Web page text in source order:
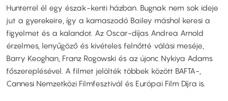
Hunterrel él egy észak-kenti házban. Bugnak nem sok ideje
jut a gyerekeire, így a kamaszodó Bailey máshol keresi a
figyelmet és a kalandot. Az Oscar-díjas Andrea Arnold
érzelmes, lenyűgöző és kivételes felnőtté válási meséje,
Barry Keoghan, Franz Rogowski és az újonc Nykiya Adams
főszereplésével. A filmet jelölték többek között BAFTA-,
Cannesi Nemzetközi Filmfesztivál és Európai Film Díjra is.